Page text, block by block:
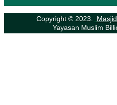
Copyright © 2023.
Yayasan Muslim